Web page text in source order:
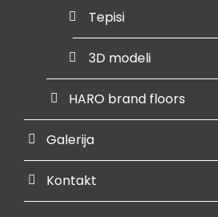
Tepisi
3D modeli
HARO brand floors
Galerija
Kontakt